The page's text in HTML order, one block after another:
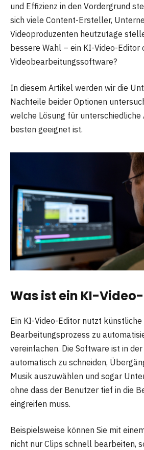
und Effizienz in den Vordergrund
sich viele Content-Ersteller,
Videoproduzenten heutzutage
bessere Wahl – ein KI-Video-
Videobearbeitungssoftware?
In diesem Artikel werden wir die
Nachteile beider Optionen
welche Lösung für unterschiedliche
besten geeignet ist.
Was ist ein KI-
Ein KI-Video-Editor nutzt
Bearbeitungsprozess zu
vereinfachen. Die Software ist in der
automatisch zu schneiden,
Musik auszuwählen und sogar
ohne dass der Benutzer tief in die
eingreifen muss.
Beispielsweise können Sie mit
nicht nur Clips schnell bearbeiten,